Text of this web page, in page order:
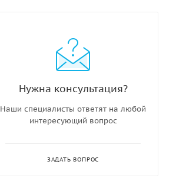
Нужна консультация?
Наши специалисты ответят на любой
интересующий вопрос
ЗАДАТЬ ВОПРОС